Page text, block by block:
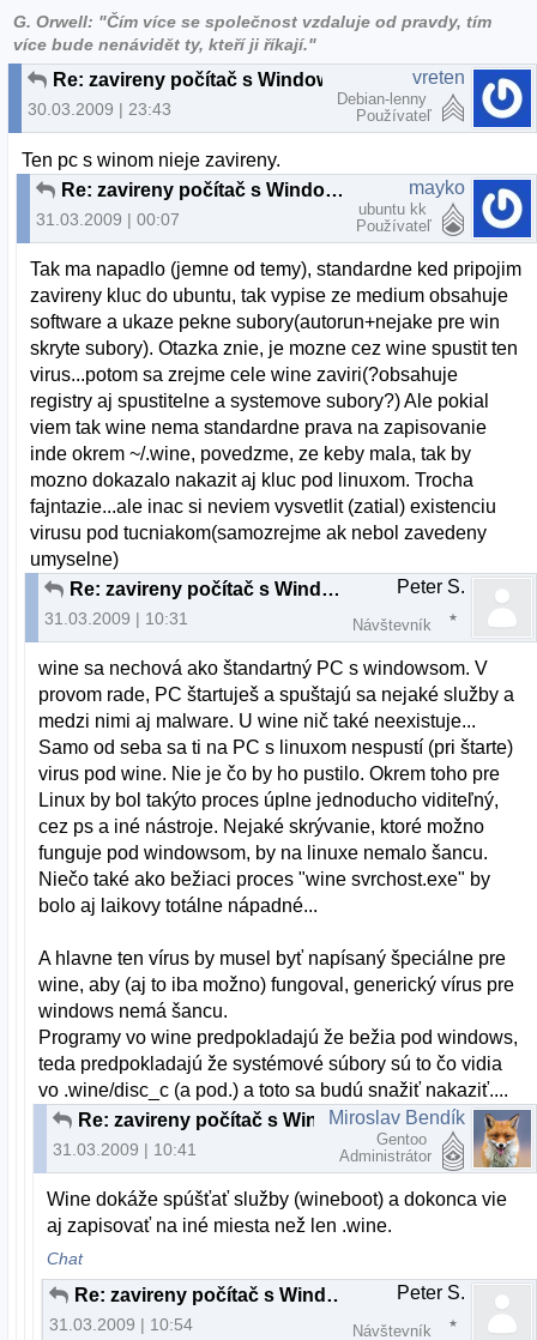
G. Orwell: "Čím více se společnost vzdaluje od pravdy, tím
více bude nenávidět ty, kteří ji říkají."
Re: zavireny počítač s Windows
30.03.2009 | 23:43
vreten
Debian-lenny
Používateľ
Ten pc s winom nieje zavireny.
Re: zavireny počítač s Windows
31.03.2009 | 00:07
mayko
ubuntu kk
Používateľ
Tak ma napadlo (jemne od temy), standardne ked pripojim
zavireny kluc do ubuntu, tak vypise ze medium obsahuje
software a ukaze pekne subory(autorun+nejake pre win
skryte subory). Otazka znie, je mozne cez wine spustit ten
virus...potom sa zrejme cele wine zaviri(?obsahuje
registry aj spustitelne a systemove subory?) Ale pokial
viem tak wine nema standardne prava na zapisovanie
inde okrem ~/.wine, povedzme, ze keby mala, tak by
mozno dokazalo nakazit aj kluc pod linuxom. Trocha
fajntazie...ale inac si neviem vysvetlit (zatial) existenciu
virusu pod tucniakom(samozrejme ak nebol zavedeny
umyselne)
Re: zavireny počítač s Windows
31.03.2009 | 10:31
Peter S.
Návštevník
wine sa nechová ako štandartný PC s windowsom. V
provom rade, PC štartuješ a spuštajú sa nejaké služby a
medzi nimi aj malware. U wine nič také neexistuje...
Samo od seba sa ti na PC s linuxom nespustí (pri štarte)
virus pod wine. Nie je čo by ho pustilo. Okrem toho pre
Linux by bol takýto proces úplne jednoducho viditeľný,
cez ps a iné nástroje. Nejaké skrývanie, ktoré možno
funguje pod windowsom, by na linuxe nemalo šancu.
Niečo také ako bežiaci proces "wine svrchost.exe" by
bolo aj laikovy totálne nápadné...
A hlavne ten vírus by musel byť napísaný špeciálne pre
wine, aby (aj to iba možno) fungoval, generický vírus pre
windows nemá šancu.
Programy vo wine predpokladajú že bežia pod windows,
teda predpokladajú že systémové súbory sú to čo vidia
vo .wine/disc_c (a pod.) a toto sa budú snažiť nakaziť....
Re: zavireny počítač s Windows
31.03.2009 | 10:41
Miroslav Bendík
Gentoo
Administrátor
Wine dokáže spúšťať služby (wineboot) a dokonca vie
aj zapisovať na iné miesta než len .wine.
Chat
Re: zavireny počítač s Windows
31.03.2009 | 10:54
Peter S.
Návštevník